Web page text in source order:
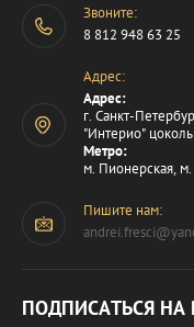
Звоните:
8 812 948 63 25
Адрес:
Адрес:
г. Санкт-
"Интерио"
Метро:
м. Пионерская,
Пишите нам:
ПОДПИСАТЬСЯ НА